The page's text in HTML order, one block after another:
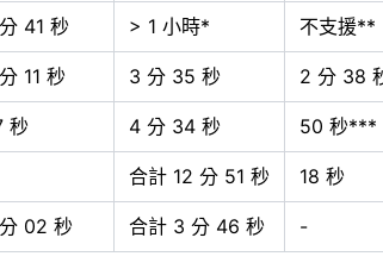
41 秒 > 1 小時* 不支援**
11 秒 3 分 35 秒 2 分 38
秒 4 分 34 秒 50 秒***
合計 12 分 51 秒 18 秒
02 秒 合計 3 分 46 秒 -